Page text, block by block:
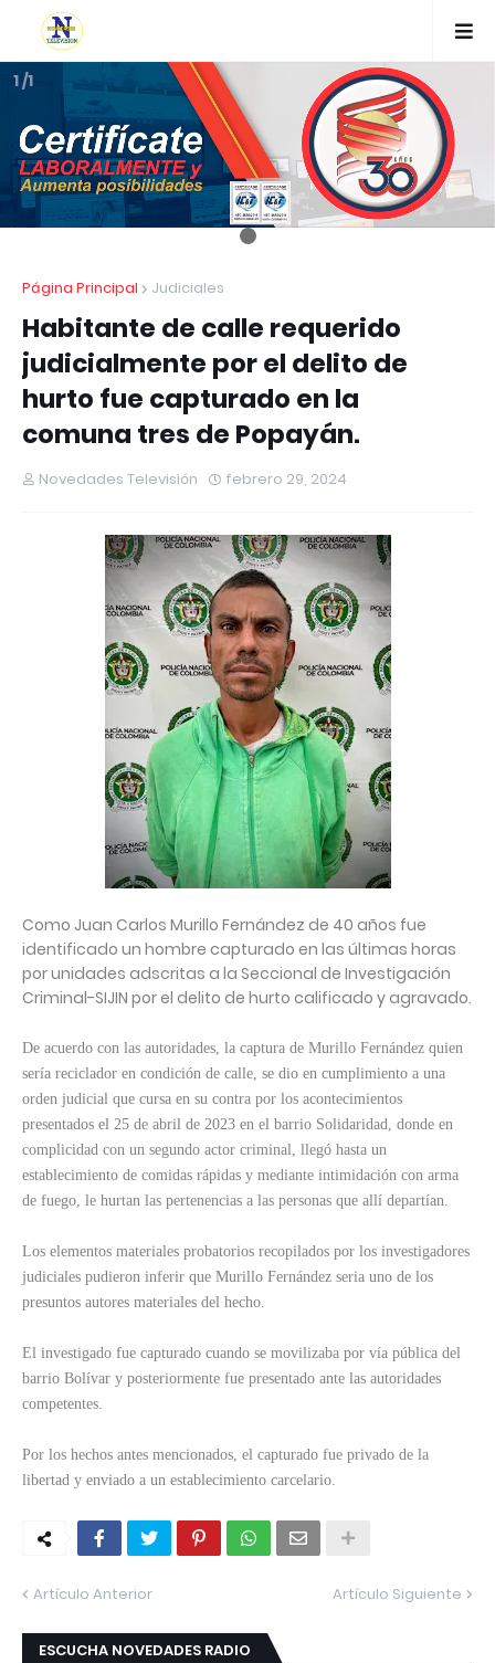
1 /1
Página Principal Judiciales
Habitante de calle requerido
judicialmente por el delito de
hurto fue capturado en la
comuna tres de Popayán.
Novedades Televisión febrero 29, 2024
Como Juan Carlos Murillo Fernández de 40 años fue
identificado un hombre capturado en las últimas horas
por unidades adscritas a la Seccional de Investigación
Criminal-SIJIN por el delito de hurto calificado y agravado.
De acuerdo con las autoridades, la captura de Murillo Fernández quien
sería reciclador en condición de calle, se dio en cumplimiento a una
orden judicial que cursa en su contra por los acontecimientos
presentados el 25 de abril de 2023 en el barrio Solidaridad, donde en
complicidad con un segundo actor criminal, llegó hasta un
establecimiento de comidas rápidas y mediante intimidación con arma
de fuego, le hurtan las pertenencias a las personas que allí departían.
Los elementos materiales probatorios recopilados por los investigadores
judiciales pudieron inferir que Murillo Fernández seria uno de los
presuntos autores materiales del hecho.
El investigado fue capturado cuando se movilizaba por vía pública del
barrio Bolívar y posteriormente fue presentado ante las autoridades
competentes.
Por los hechos antes mencionados, el capturado fue privado de la
libertad y enviado a un establecimiento carcelario.
Artículo Anterior Artículo Siguiente
ESCUCHA NOVEDADES RADIO